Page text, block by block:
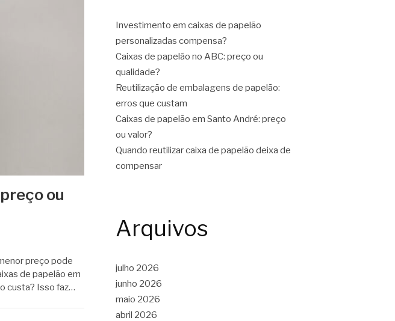
ou
preço pode
de papelão em
custa? Isso faz…
Investimento em caixas de papelão
personalizadas compensa?
Caixas de papelão no ABC: preço ou
qualidade?
Reutilização de embalagens de papelão:
erros que custam
Caixas de papelão em Santo André: preço
ou valor?
Quando reutilizar caixa de papelão deixa de
compensar
Arquivos
julho 2026
junho 2026
maio 2026
abril 2026